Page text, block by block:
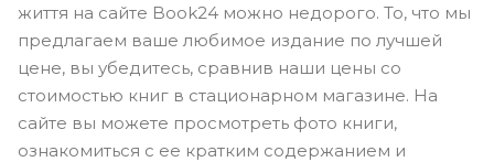
життя на сайте Book24 можно недорого. То, что мы
предлагаем ваше любимое издание по лучшей
цене, вы убедитесь, сравнив наши цены со
стоимостью книг в стационарном магазине. На
сайте вы можете просмотреть фото книги,
ознакомиться с ее кратким содержанием и